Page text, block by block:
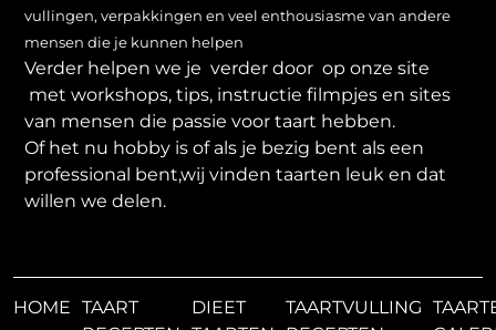
vullingen, verpakkingen en veel enthousiasme van andere
mensen die je kunnen helpen
Verder helpen we je verder door op onze site
met workshops, tips, instructie filmpjes en sites
van mensen die passie voor taart hebben.
Of het nu hobby is of als je bezig bent als een
professional bent,wij vinden taarten leuk en dat
willen we delen.
HOME TAART
DIEET
TAARTVULLING